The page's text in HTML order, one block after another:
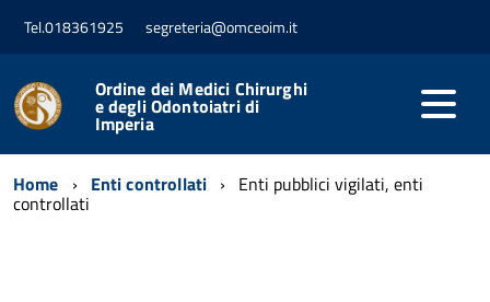
Tel.018361925 segreteria@omceoim.it
Ordine dei Medici Chirurghi
e degli Odontoiatri di
Imperia
Home Enti controllati Enti pubblici vigilati, enti
controllati